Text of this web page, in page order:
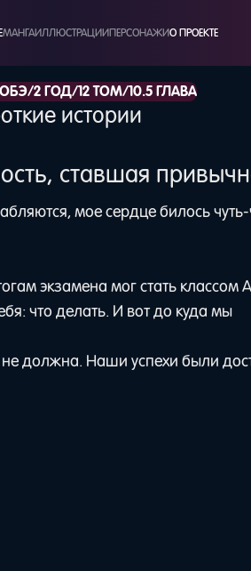
МАНГАИЛЛЮСТРАЦИИПЕРСОНАЖИО ПРОЕКТЕ
/2 ГОД/12 ТОМ/10.5 ГЛАВА
истории
ставшая
мое сердце билось чуть-
экзамена мог стать классом
что делать. И вот до куда мы
не должна. Наши успехи были